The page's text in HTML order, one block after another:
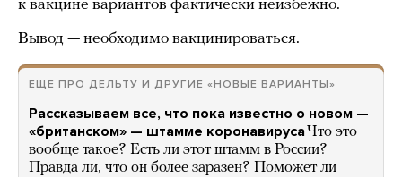
к вакцине вариантов фактически неизбежно.
Вывод — необходимо вакцинироваться.
ЕЩЕ ПРО ДЕЛЬТУ И ДРУГИЕ «НОВЫЕ ВАРИАНТЫ»
Рассказываем все, что пока известно о новом —
«британском» — штамме коронавирусаЧто это
вообще такое? Есть ли этот штамм в России?
Правда ли, что он более заразен? Поможет ли